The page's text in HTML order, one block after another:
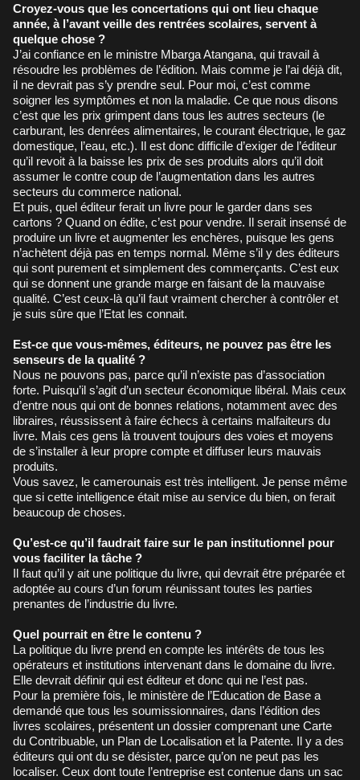
Croyez-vous que les concertations qui ont lieu chaque
année, à l’avant veille des rentrées scolaires, servent à
quelque chose ?
J’ai confiance en le ministre Mbarga Atangana, qui travail à
résoudre les problèmes de l’édition. Mais comme je l’ai déjà dit,
il ne devrait pas s’y prendre seul. Pour moi, c’est comme
soigner les symptômes et non la maladie. Ce que nous disons
c’est que les prix grimpent dans tous les autres secteurs (le
carburant, les denrées alimentaires, le courant électrique, le gaz
domestique, l’eau, etc.). Il est donc difficile d’exiger de l’éditeur
qu’il revoit à la baisse les prix de ses produits alors qu’il doit
assumer le contre coup de l’augmentation dans les autres
secteurs du commerce national.
Et puis, quel éditeur ferait un livre pour le garder dans ses
cartons ? Quand on édite, c’est pour vendre. Il serait insensé de
produire un livre et augmenter les enchères, puisque les gens
n’achètent déjà pas en temps normal. Même s’il y des éditeurs
qui sont purement et simplement des commerçants. C’est eux
qui se donnent une grande marge en faisant de la mauvaise
qualité. C’est ceux-là qu’il faut vraiment chercher à contrôler et
je suis sûre que l’Etat les connait.
Est-ce que vous-mêmes, éditeurs, ne pouvez pas être les
senseurs de la qualité ?
Nous ne pouvons pas, parce qu’il n’existe pas d’association
forte. Puisqu’il s’agit d’un secteur économique libéral. Mais ceux
d’entre nous qui ont de bonnes relations, notamment avec des
libraires, réussissent à faire échecs à certains malfaiteurs du
livre. Mais ces gens là trouvent toujours des voies et moyens
de s’installer à leur propre compte et diffuser leurs mauvais
produits.
Vous savez, le camerounais est très intelligent. Je pense même
que si cette intelligence était mise au service du bien, on ferait
beaucoup de choses.
Qu’est-ce qu’il faudrait faire sur le pan institutionnel pour
vous faciliter la tâche ?
Il faut qu’il y ait une politique du livre, qui devrait être préparée et
adoptée au cours d’un forum réunissant toutes les parties
prenantes de l’industrie du livre.
Quel pourrait en être le contenu ?
La politique du livre prend en compte les intérêts de tous les
opérateurs et institutions intervenant dans le domaine du livre.
Elle devrait définir qui est éditeur et donc qui ne l’est pas.
Pour la première fois, le ministère de l’Education de Base a
demandé que tous les soumissionnaires, dans l’édition des
livres scolaires, présentent un dossier comprenant une Carte
du Contribuable, un Plan de Localisation et la Patente. Il y a des
éditeurs qui ont du se désister, parce qu’on ne peut pas les
localiser. Ceux dont toute l’entreprise est contenue dans un sac